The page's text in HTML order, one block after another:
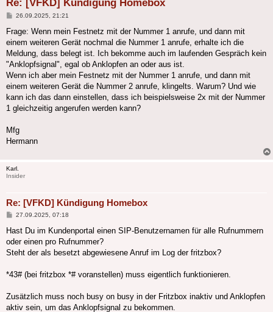
Re: [VFKD] Kündigung Homebox
Beitrag
26.09.2025, 21:21
Frage: Wenn mein Festnetz mit der Nummer 1 anrufe, und dann mit
einem weiteren Gerät nochmal die Nummer 1 anrufe, erhalte ich die
Meldung, dass belegt ist. Ich bekomme auch im laufenden Gespräch kein
"Anklopfsignal", egal ob Anklopfen an oder aus ist.
Wenn ich aber mein Festnetz mit der Nummer 1 anrufe, und dann mit
einem weiteren Gerät die Nummer 2 anrufe, klingelts. Warum? Und wie
kann ich das dann einstellen, dass ich beispielsweise 2x mit der Nummer
1 gleichzeitig angerufen werden kann?
Mfg
Hermann
Karl.
Insider
Re: [VFKD] Kündigung Homebox
Beitrag
27.09.2025, 07:18
Hast Du im Kundenportal einen SIP-Benutzernamen für alle Rufnummern
oder einen pro Rufnummer?
Steht der als besetzt abgewiesene Anruf im Log der fritzbox?
*43# (bei fritzbox *# voranstellen) muss eigentlich funktionieren.
Zusätzlich muss noch busy on busy in der Fritzbox inaktiv und Anklopfen
aktiv sein, um das Anklopfsignal zu bekommen.